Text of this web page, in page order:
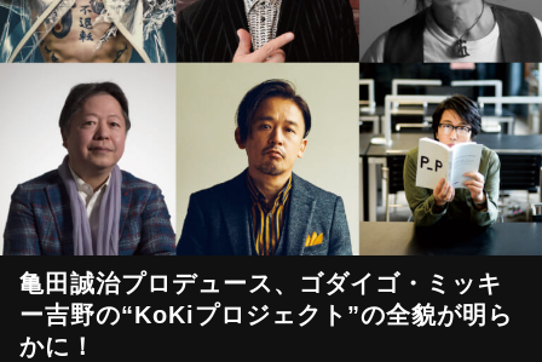
亀田誠治プロデュース、ゴダイゴ・ミッキ
ー吉野の“KoKiプロジェクト”の全貌が明ら
かに！